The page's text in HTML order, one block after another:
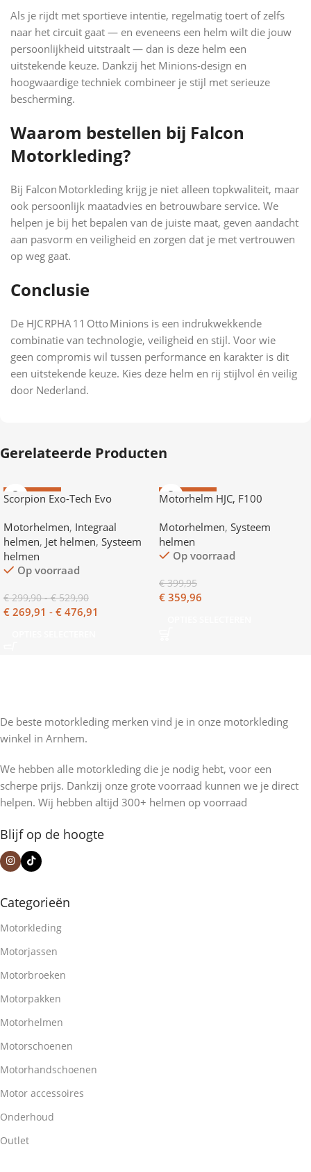
Als je rijdt met sportieve intentie, regelmatig toert of zelfs
naar het circuit gaat — en eveneens een helm wilt die jouw
persoonlijkheid uitstraalt — dan is deze helm een
uitstekende keuze. Dankzij het Minions‑design en
hoogwaardige techniek combineer je stijl met serieuze
bescherming.
Waarom bestellen bij Falcon
Motorkleding?
Bij Falcon Motorkleding krijg je niet alleen topkwaliteit, maar
ook persoonlijk maatadvies en betrouwbare service. We
helpen je bij het bepalen van de juiste maat, geven aandacht
aan pasvorm en veiligheid en zorgen dat je met vertrouwen
op weg gaat.
Conclusie
De HJC RPHA 11 Otto Minions is een indrukwekkende
combinatie van technologie, veiligheid en stijl. Voor wie
geen compromis wil tussen performance en karakter is dit
een uitstekende keuze. Kies deze helm en rij stijlvol én veilig
door Nederland.
Gerelateerde Producten
AANBIEDING
Scorpion Exo-Tech Evo
Motorhelmen, Integraal
helmen, Jet helmen, Systeem
helmen
Op voorraad
€299,90 - €529,90
€ 269,91 - € 476,91
AANBIEDING
Motorhelm HJC, F100
Motorhelmen, Systeem
helmen
Op voorraad
€399,95
€ 359,96
De beste motorkleding merken vind je in onze motorkleding
winkel in Arnhem.
We hebben alle motorkleding die je nodig hebt, voor een
scherpe prijs. Dankzij onze grote voorraad kunnen we je direct
helpen. Wij hebben altijd 300+ helmen op voorraad
Blijf op de hoogte
Categorieën
Motorkleding
Motorjassen
Motorbroeken
Motorpakken
Motorhelmen
Motorschoenen
Motorhandschoenen
Motor accessoires
Onderhoud
Outlet